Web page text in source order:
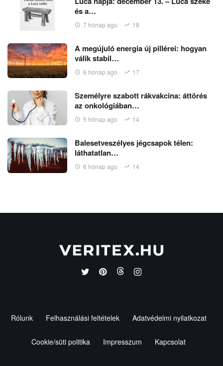
és a…
7 hónap ago 18
A megújuló energia új pillérei: hogyan
válik stabil…
6 hónap ago 17
Személyre szabott rákvakcina: áttörés
az onkológiában…
5 hónap ago 14
Balesetveszélyes jégcsapok télen:
láthatatlan…
6 hónap ago 14
Rólunk Felhasználási feltételek Adatvédelmi nyilatkozat
Cookie/süti politika Impresszum Kapcsolat